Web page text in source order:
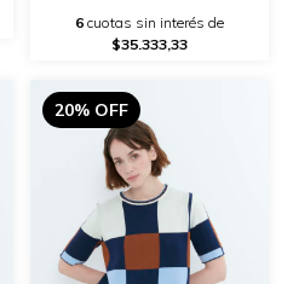
6 cuotas sin interés de
$35.333,33
20% OFF